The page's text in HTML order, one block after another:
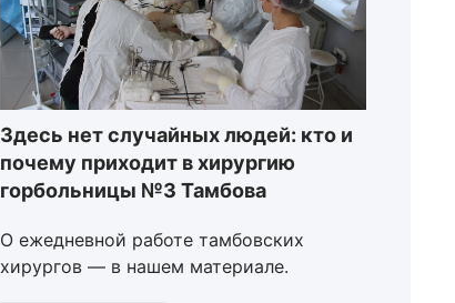
Здесь нет случайных людей: кто и
почему приходит в хирургию
горбольницы №3 Тамбова
О ежедневной работе тамбовских
хирургов — в нашем материале.